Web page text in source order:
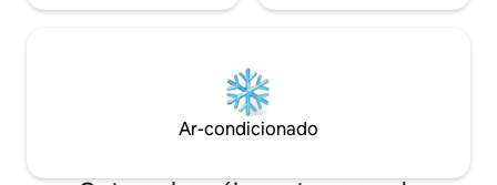
Ar-condicionado